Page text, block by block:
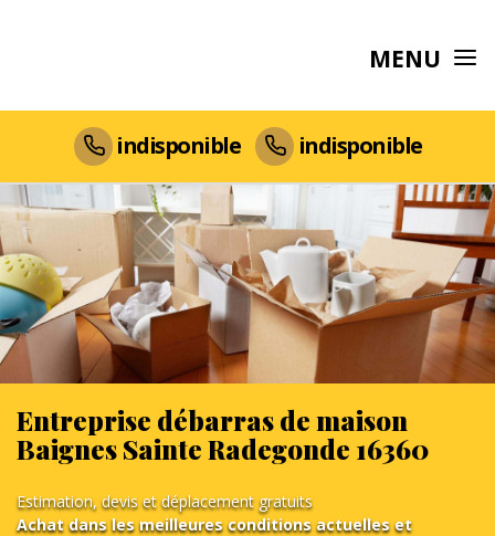
MENU
indisponible indisponible
Entreprise débarras de maison
Baignes Sainte Radegonde 16360
Estimation, devis et déplacement gratuits
Achat dans les meilleures conditions actuelles et